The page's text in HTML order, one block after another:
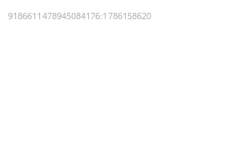
9186611478945084176:1786158620